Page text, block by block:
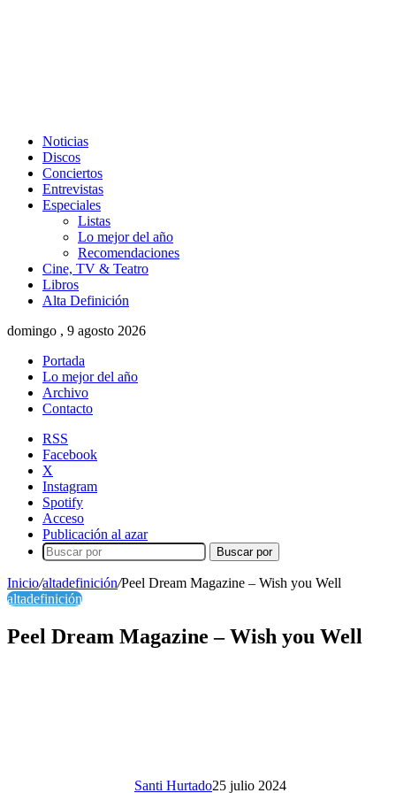
Noticias
Discos
Conciertos
Entrevistas
Especiales
Listas
Lo mejor del año
Recomendaciones
Cine, TV & Teatro
Libros
Alta Definición
domingo , 9 agosto 2026
Portada
Lo mejor del año
Archivo
Contacto
RSS
Facebook
X
Instagram
Spotify
Acceso
Publicación al azar
Buscar por
Inicio/altadefinición/Peel Dream Magazine – Wish you Well
altadefinición
Peel Dream Magazine – Wish you Well
Santi Hurtado25 julio 2024